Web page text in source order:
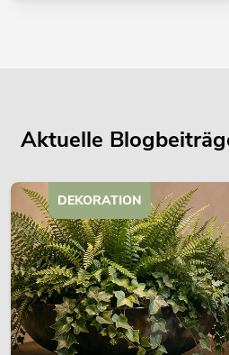
Aktuelle
DEKORATION